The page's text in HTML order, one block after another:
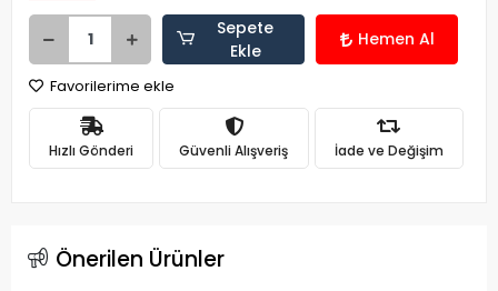
Sepete
Ekle
Hemen Al
Favorilerime ekle
Hızlı Gönderi Güvenli Alışveriş İade ve Değişim
Önerilen Ürünler